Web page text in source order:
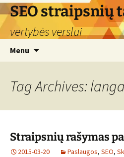
Skip
to
content
SEO straipsnių
vertybės verslui
Menu
Tag Archives:
Straipsnių rašymas
2015-03-20 Paslaugos, SEO,